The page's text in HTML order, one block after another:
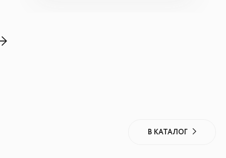
В КАТАЛОГ